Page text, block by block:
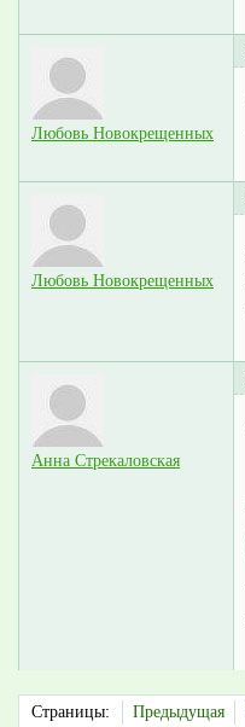
Любовь Новокрещенных
Любовь Новокрещенных
Анна Стрекаловская
Страницы: Предыдущая